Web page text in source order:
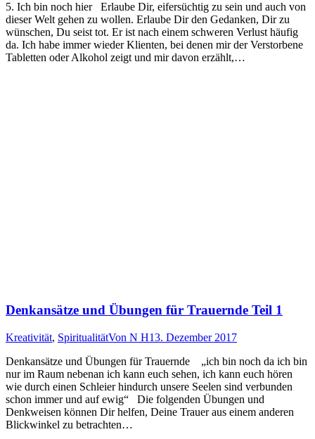
5. Ich bin noch hier Erlaube Dir, eifersüchtig zu sein und auch von
dieser Welt gehen zu wollen. Erlaube Dir den Gedanken, Dir zu
wünschen, Du seist tot. Er ist nach einem schweren Verlust häufig
da. Ich habe immer wieder Klienten, bei denen mir der Verstorbene
Tabletten oder Alkohol zeigt und mir davon erzählt,…
Denkansätze und Übungen für Trauernde Teil 1
Kreativität, SpiritualitätVon N H13. Dezember 2017
Denkansätze und Übungen für Trauernde „ich bin noch da ich bin
nur im Raum nebenan ich kann euch sehen, ich kann euch hören
wie durch einen Schleier hindurch unsere Seelen sind verbunden
schon immer und auf ewig“ Die folgenden Übungen und
Denkweisen können Dir helfen, Deine Trauer aus einem anderen
Blickwinkel zu betrachten…